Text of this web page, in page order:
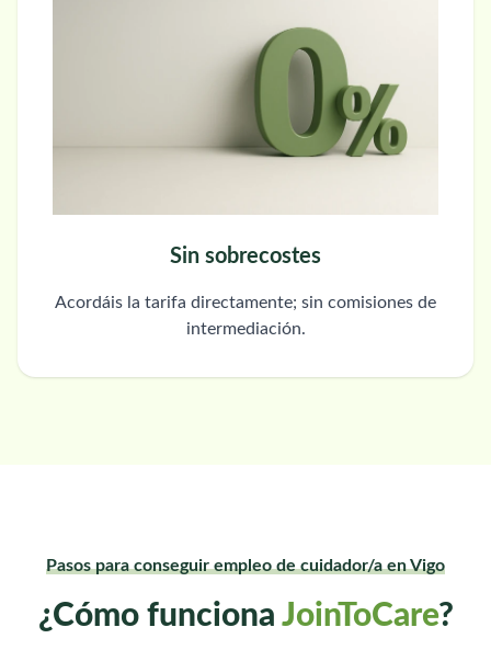
Sin sobrecostes
Acordáis la tarifa directamente; sin comisiones de
intermediación.
Pasos para conseguir empleo de cuidador/a en Vigo
¿Cómo funciona JoinToCare?